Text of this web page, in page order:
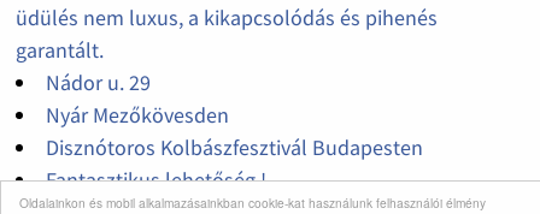
Oldalainkon és mobil alkalmazásainkban cookie-kat használunk felhasználói élmény
üdülés nem luxus, a kikapcsolódás és pihenés
garantált.
Nádor u. 29
Nyár Mezőkövesden
Disznótoros Kolbászfesztivál Budapesten
Fantasztikus lehetőség !